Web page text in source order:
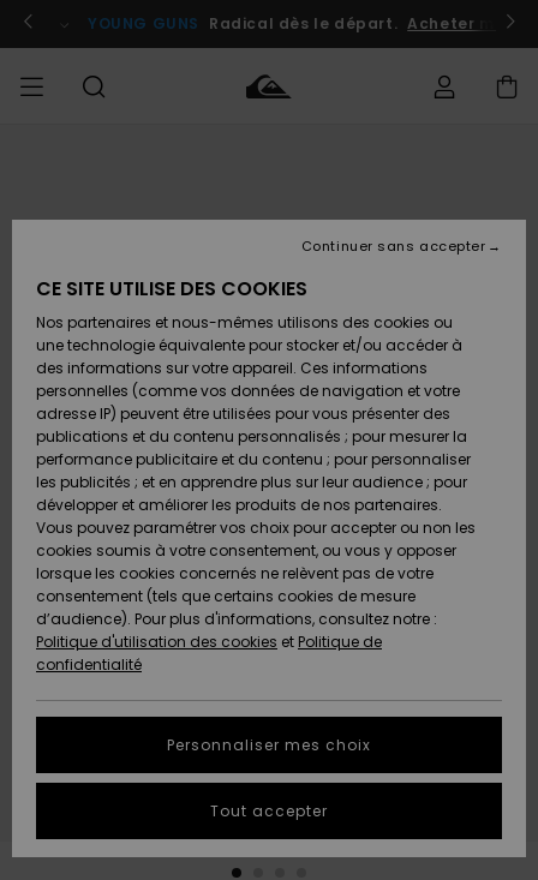
l'information
le
Se connecter / s'inscrire
YOUNG GUNS Radical dès le départ. Acheter
Chaussures
& Tongs
Surf
Snow
Nouveautés
A
Découvrir
Chaussures
& Tongs
Surf
Snow
Nouveautés
A
Découvrir
FEMME
A
Découvrir
Snow
SURF
Surf
Shop
Enfant
Highlights
Communauté
SNOW
Snow
Shop
Enfant
Snow
Shop
Femme
A
Découvrir
Communauté
OUTLET
Enfant
Outlet
Femme
AIDE &
CONTACT
Retours
Paiement
Carte
Cadeau
Quiksilver
Freedom
Protection
des
tailles
conversation
MAGASINS
QUIKSILVER
CE SITE UTILISE DES COOKIES
Nos partenaires et nous-mêmes utilisons des cookies ou
une technologie équivalente pour stocker et/ou accéder à
des informations sur votre appareil. Ces informations
personnelles (comme vos données de navigation et votre
adresse IP) peuvent être utilisées pour vous présenter des
publications et du contenu personnalisés ; pour mesurer la
performance publicitaire et du contenu ; pour personnaliser
les publicités ; et en apprendre plus sur leur audience ; pour
développer et améliorer les produits de nos partenaires.
Vous pouvez paramétrer vos choix pour accepter ou non les
cookies soumis à votre consentement, ou vous y opposer
lorsque les cookies concernés ne relèvent pas de votre
consentement (tels que certains cookies de mesure
d’audience). Pour plus d'informations, consultez notre :
Politique d'utilisation des cookies et Politique de
confidentialité
Personnaliser mes choix
Continuer sans accepter
Tout accepter